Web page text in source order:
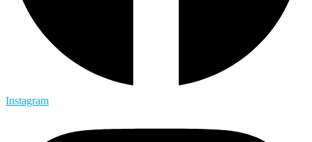
Instagram